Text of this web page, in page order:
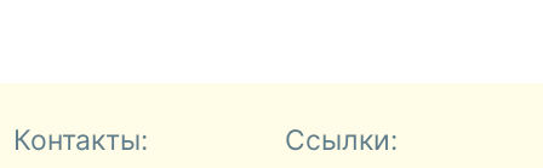
Контакты: Ссылки: